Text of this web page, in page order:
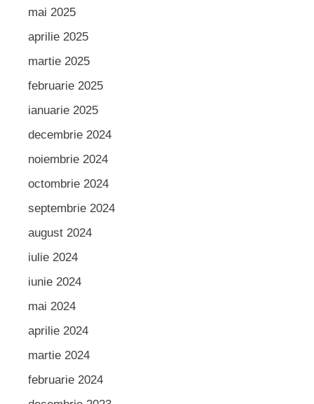
mai 2025
aprilie 2025
martie 2025
februarie 2025
ianuarie 2025
decembrie 2024
noiembrie 2024
octombrie 2024
septembrie 2024
august 2024
iulie 2024
iunie 2024
mai 2024
aprilie 2024
martie 2024
februarie 2024